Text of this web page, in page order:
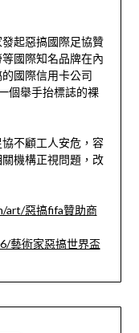
起惡搞國際足協贊
國際知名品牌在內
國際信用卡公司
個舉手抬標誌的裸
不顧工人安危，容
機構正視問題，改
art/惡搞fifa贊助商
藝術家惡搞世界盃